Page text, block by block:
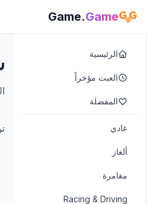
Game
.Game
الرئيسية
العبت مؤخراً
المفضلة
عادي
ألغاز
مغامرة
Racing & Driving